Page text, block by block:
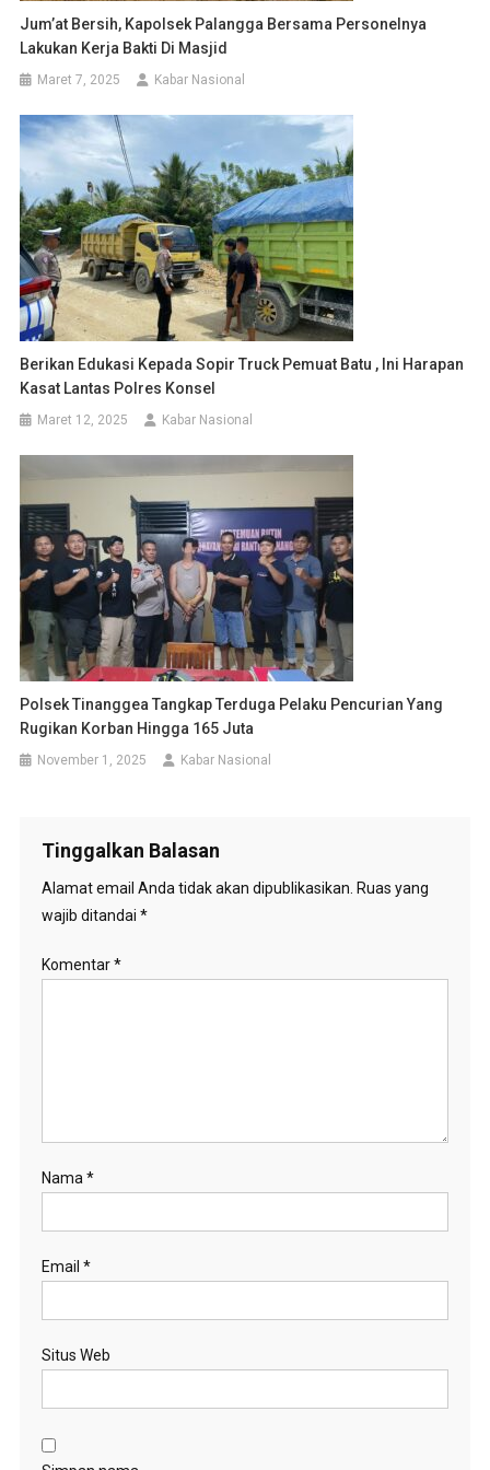
Jum’at Bersih, Kapolsek Palangga Bersama Personelnya
Lakukan Kerja Bakti Di Masjid
Maret 7, 2025 Kabar Nasional
Berikan Edukasi Kepada Sopir Truck Pemuat Batu , Ini Harapan
Kasat Lantas Polres Konsel
Maret 12, 2025 Kabar Nasional
Polsek Tinanggea Tangkap Terduga Pelaku Pencurian Yang
Rugikan Korban Hingga 165 Juta
November 1, 2025 Kabar Nasional
Tinggalkan Balasan
Alamat email Anda tidak akan dipublikasikan. Ruas yang
wajib ditandai *
Komentar*
Nama*
Email *
Situs Web